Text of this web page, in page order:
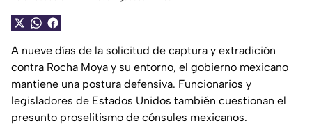
A nueve días de la solicitud de captura y extradición
contra Rocha Moya y su entorno, el gobierno mexicano
mantiene una postura defensiva. Funcionarios y
legisladores de Estados Unidos también cuestionan el
presunto proselitismo de cónsules mexicanos.